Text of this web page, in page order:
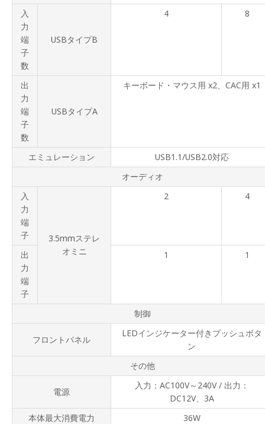
入
力
端
子
数
USBタイプB
4 8
出
力
端
子
数
USBタイプA
キーボード・マウス用 x2、CAC用 x1
エミュレーション
USB1.1/USB2.0対応
オーディオ
入
力
端
子
3.5mmステレ
オミニ
2 4
出
力
端
子
1 1
制御
フロントパネル
LEDインジケーター付きプッシュボタ
ン
その他
電源
入力：AC100V～240V / 出力：
DC12V、3A
本体最大消費電力
36W